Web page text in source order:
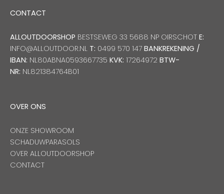
CONTACT
ALLOUTDOORSHOP BESTSEWEG 33 5688 NP OIRSCHOT E:
INFO@ALLOUTDOOR.NL T: 0499 570 147 BANKREKENING /
IBAN: NL80ABNA0593667735 KVK: 17264972 BTW-
NR: NL821384764B01
OVER ONS
ONZE SHOWROOM
SCHADUWPARASOLS
OVER ALLOUTDOORSHOP
CONTACT